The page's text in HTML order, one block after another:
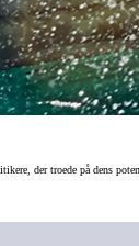
der troede på dens